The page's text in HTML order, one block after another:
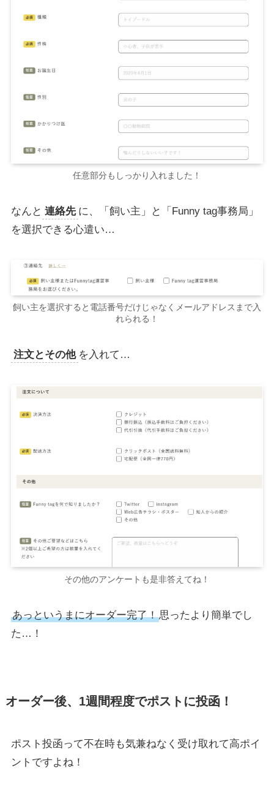
任意部分もしっかり入れました！
なんと 連絡先 に、「飼い主」と「Funny tag事務局」
を選択できる心遣い…
飼い主を選択すると電話番号だけじゃなくメールアドレスまで入
れられる！
注文とその他 を入れて…
その他のアンケートも是非答えてね！
あっというまにオーダー完了！思ったより簡単でし
た…！
オーダー後、1週間程度でポストに投函！
ポスト投函って不在時も気兼ねなく受け取れて高ポイ
ントですよね！